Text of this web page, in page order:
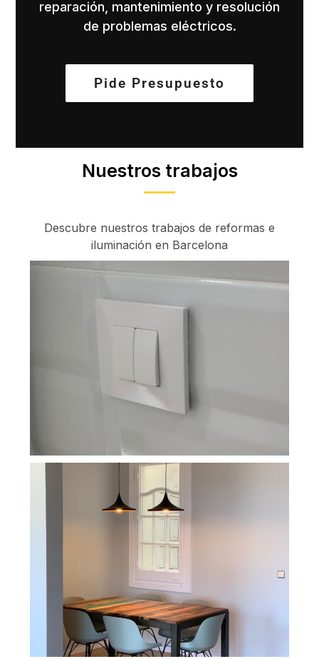
reparación, mantenimiento y resolución
de problemas eléctricos.
Pide Presupuesto
Nuestros trabajos
Descubre nuestros trabajos de reformas e
iluminación en Barcelona